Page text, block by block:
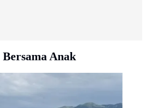
Anak
waktu bareng anak.